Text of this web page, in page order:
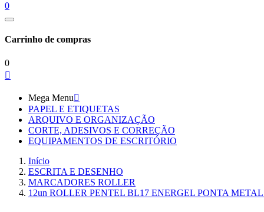
0
Carrinho de compras
0

Mega Menu
PAPEL E ETIQUETAS
ARQUIVO E ORGANIZAÇÃO
CORTE, ADESIVOS E CORREÇÃO
EQUIPAMENTOS DE ESCRITÓRIO
Início
ESCRITA E DESENHO
MARCADORES ROLLER
12un ROLLER PENTEL BL17 ENERGEL PONTA